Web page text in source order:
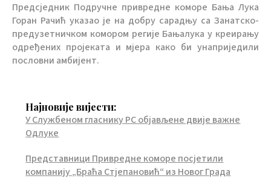
Предсједник Подручне привредне коморе Бања Лука
Горан Рачић указао је на добру сарадњу са Занатско-
предузетничком комором регије Бањалука у креирању
одређених пројеката и мјера како би унаприједили
пословни амбијент.
Најновије вијести:
У Службеном гласнику РС објављене двије важне
Одлуке
Представници Привредне коморе посјетили
компанију „Браћа Стјепановић“ из Новог Града